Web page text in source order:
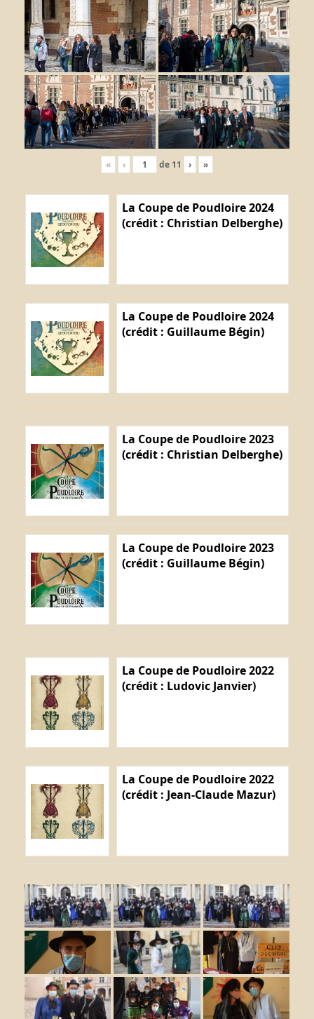
« ‹ de 11 › »
La Coupe de Poudloire 2024
(crédit : Christian Delberghe)
La Coupe de Poudloire 2024
(crédit : Guillaume Bégin)
La Coupe de Poudloire 2023
(crédit : Christian Delberghe)
La Coupe de Poudloire 2023
(crédit : Guillaume Bégin)
La Coupe de Poudloire 2022
(crédit : Ludovic Janvier)
La Coupe de Poudloire 2022
(crédit : Jean-Claude Mazur)